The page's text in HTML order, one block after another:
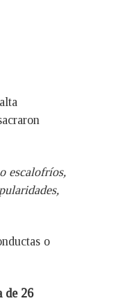
escalofríos,
o
de 26